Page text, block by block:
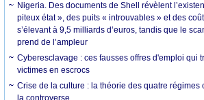
Nigeria. Des documents de Shell révèlent
piteux état », des puits « introuvables » et des
s’élevant à 9,5 milliards d’euros, tandis que le
prend de l’ampleur
Cyberesclavage : ces fausses offres d'emploi qui
victimes en escrocs
Crise de la culture : la théorie des quatre régimes
la controverse